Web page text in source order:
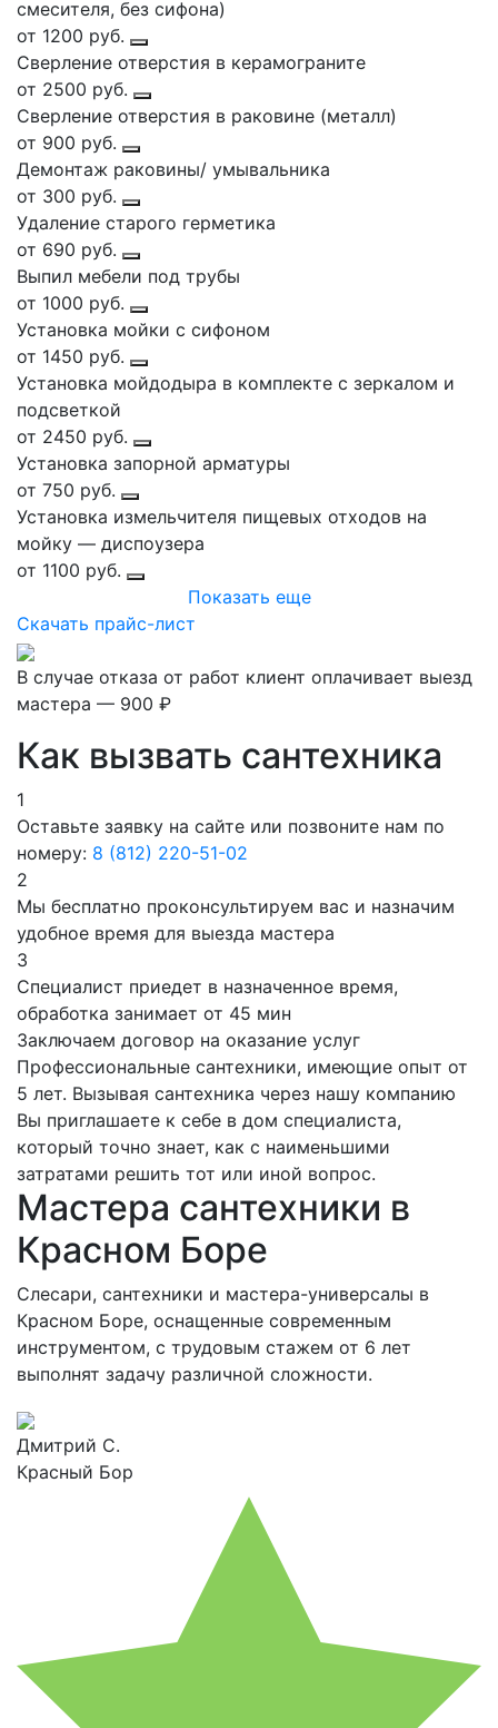
смесителя, без сифона)
от 1200 руб.
Сверление отверстия в керамограните
от 2500 руб.
Сверление отверстия в раковине (металл)
от 900 руб.
Демонтаж раковины/ умывальника
от 300 руб.
Удаление старого герметика
от 690 руб.
Выпил мебели под трубы
от 1000 руб.
Установка мойки с сифоном
от 1450 руб.
Установка мойдодыра в комплекте с зеркалом и
подсветкой
от 2450 руб.
Установка запорной арматуры
от 750 руб.
Установка измельчителя пищевых отходов на
мойку — диспоузера
от 1100 руб.
Показать еще
Скачать прайс-лист
В случае отказа от работ клиент оплачивает выезд
мастера — 900 ₽
Как вызвать сантехника
1
Оставьте заявку на сайте или позвоните нам по
номеру: 8 (812) 220-51-02
2
Мы бесплатно проконсультируем вас и назначим
удобное время для выезда мастера
3
Специалист приедет в назначенное время,
обработка занимает от 45 мин
Заключаем договор на оказание услуг
Профессиональные сантехники, имеющие опыт от
5 лет. Вызывая сантехника через нашу компанию
Вы приглашаете к себе в дом специалиста,
который точно знает, как с наименьшими
затратами решить тот или иной вопрос.
Мастера сантехники в
Красном Боре
Слесари, сантехники и мастера-универсалы в
Красном Боре, оснащенные современным
инструментом, с трудовым стажем от 6 лет
выполнят задачу различной сложности.
Дмитрий С.
Красный Бор